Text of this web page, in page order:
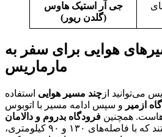
جی آر استیک هاوس
(گلدن ریور)
هوایی برای سفر به
مارماریس
می‌توانید از چند مسیر هوایی استفاده
ازمیر و سپس ادامه مسیر با اتوبوس
همچنین فرودگاه بدروم و دالامان
مسیرهای پرطرفداری هستند که با فاصله‌های ۱۳۰ و ۹۰ کیلومتری،